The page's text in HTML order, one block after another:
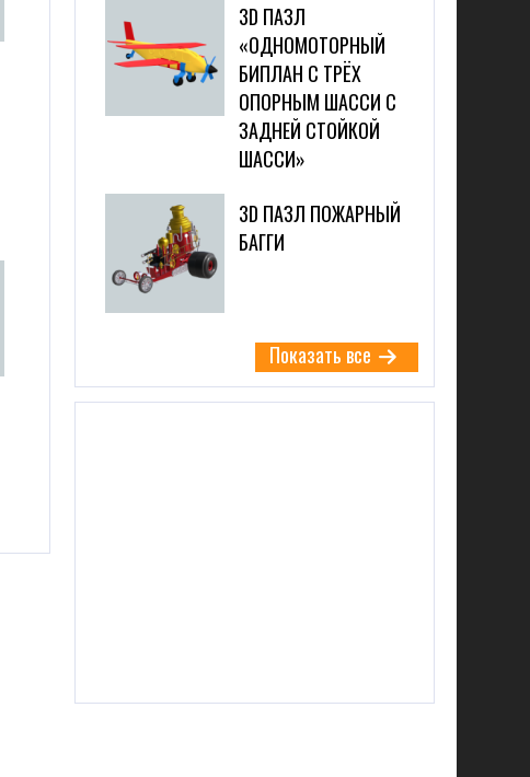
3D ПАЗЛ
«ОДНОМОТОРНЫЙ
БИПЛАН С ТРЁХ
ОПОРНЫМ ШАССИ С
ЗАДНЕЙ СТОЙКОЙ
ШАССИ»
3D ПАЗЛ ПОЖАРНЫЙ
БАГГИ
Показать все